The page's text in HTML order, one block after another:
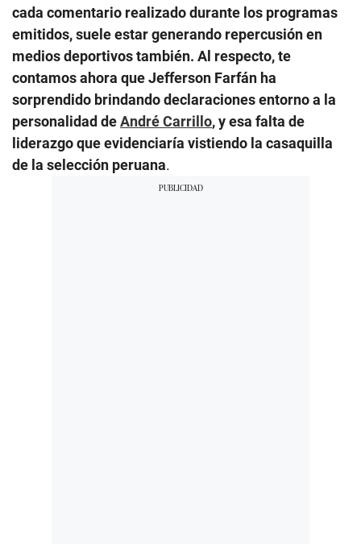
cada comentario realizado durante los programas
emitidos, suele estar generando repercusión en
medios deportivos también. Al respecto, te
contamos ahora que Jefferson Farfán ha
sorprendido brindando declaraciones entorno a la
personalidad deAndré Carrillo, y esa falta de
liderazgo que evidenciaría vistiendo la casaquilla
de la selección peruana.